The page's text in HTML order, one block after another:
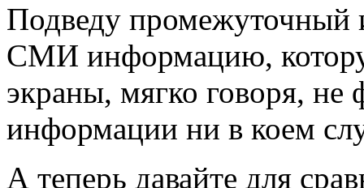
Подведу промежуточный
СМИ информацию,
экраны, мягко говоря, не
информации ни в коем
А теперь давайте для